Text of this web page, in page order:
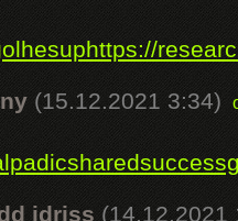
https://
(15.12.2021 3:34)
idriss (14.12.2021